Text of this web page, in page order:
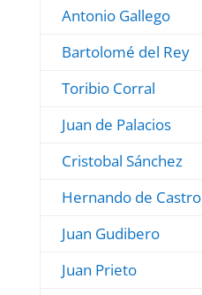
Antonio Gallego
Bartolomé del Rey
Toribio Corral
Juan de Palacios
Cristobal Sánchez
Hernando de Castro
Juan Gudibero
Juan Prieto